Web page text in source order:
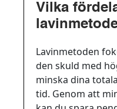
Vilka
lån?
Lavinmetoden
den skuld med
minska dina
tid. Genom att